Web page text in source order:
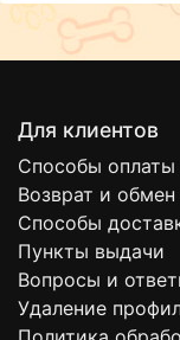
Для клиентов
Способы оплаты
Возврат и обмен
Способы
Пункты выдачи
Вопросы и
Удаление